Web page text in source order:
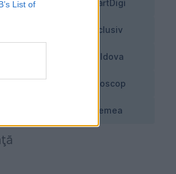
List of
SmartDigi
Exclusiv
Moldova
Horoscop
Vremea